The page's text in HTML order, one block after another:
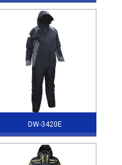
DW-3420E